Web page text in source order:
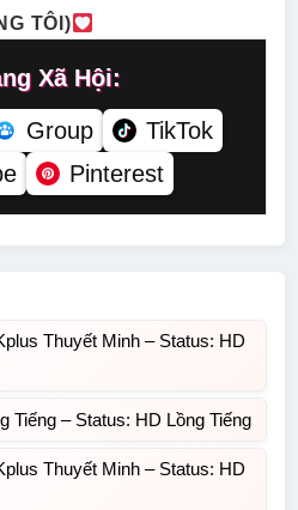
TÔI)
Xã Hội:
Group
TikTok
Pinterest
Thuyết Minh – Status: HD
Tiếng – Status: HD Lồng Tiếng
Thuyết Minh – Status: HD